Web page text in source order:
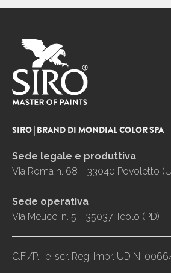
SIRO | BRAND DI MONDIAL COLOR SPA
Sede legale e produttiva
Via Roma n. 68 - 33040 Povoletto
Sede operativa
Via Meucci n. 5 - 35037 Teolo (PD)
C.F./P.I. e iscr. Reg. impr. UD N.